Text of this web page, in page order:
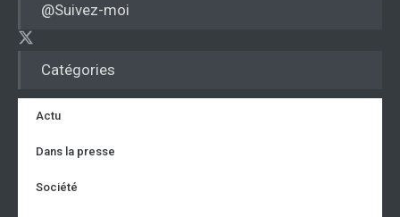
Catégories
Actu
Dans la presse
Société
@Suivez-moi